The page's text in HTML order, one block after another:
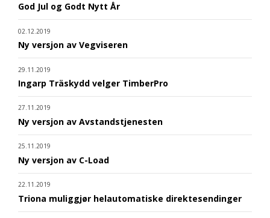
God Jul og Godt Nytt År
02.12.2019
Ny versjon av Vegviseren
29.11.2019
Ingarp Träskydd velger TimberPro
27.11.2019
Ny versjon av Avstandstjenesten
25.11.2019
Ny versjon av C-Load
22.11.2019
Triona muliggjør helautomatiske direktesendinger